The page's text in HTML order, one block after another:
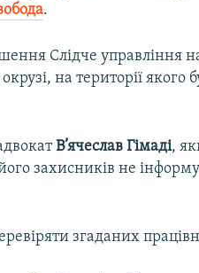
.
Слідче управління
на території якого
В’ячеслав Гімаді,
захисників не
згаданих